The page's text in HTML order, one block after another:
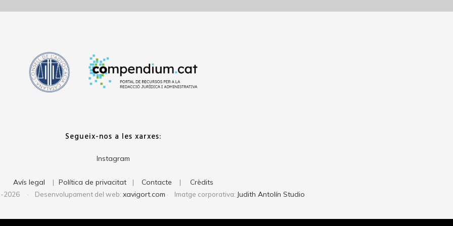
Segueix-nos a les xarxes:
Instagram
Avís legal | Política de privacitat | Contacte | Crèdits
2026 · Desenvolupament del web: xavigort.com · Imatge corporativa: Judith Antolín Studio